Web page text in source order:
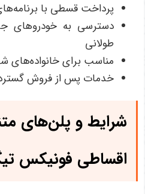
پرداخت قسطی با
دسترسی به خودروهای
طولانی
مناسب برای خانواده‌های
خدمات پس از فروش
شرایط و پلن‌های
اقساطی فونیکس